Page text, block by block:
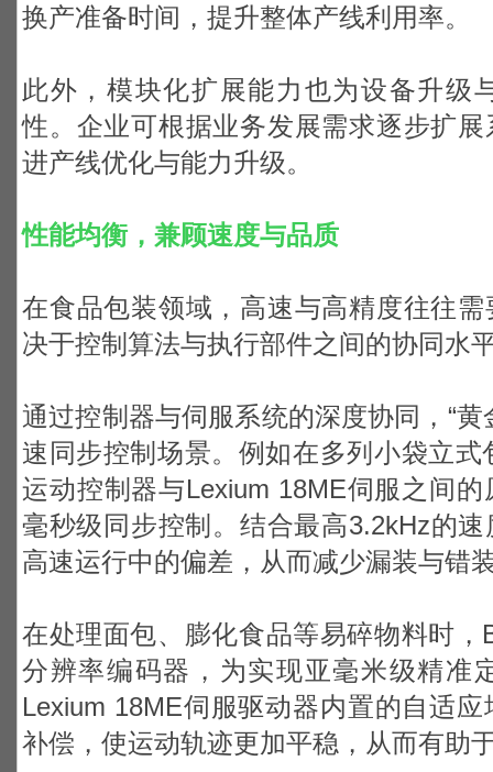
换产准备时间，提升整体产线利用率。
此外，模块化扩展能力也为设备升级
性。企业可根据业务发展需求逐步扩
进产线优化与能力升级。
性能均衡，兼顾速度与品质
在食品包装领域，高速与高精度往往
决于控制算法与执行部件之间的协同水
通过控制器与伺服系统的深度协同，“
速同步控制场景。例如在多列小袋立式
运动控制器与Lexium 18ME伺服之间
毫秒级同步控制。结合最高3.2kHz的
高速运行中的偏差，从而减少漏装与错
在处理面包、膨化食品等易碎物料时
分辨率编码器，为实现亚毫米级精准
Lexium 18ME伺服驱动器内置的自适
补偿，使运动轨迹更加平稳，从而有助